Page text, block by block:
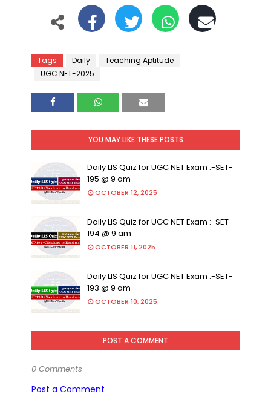
Tags Daily
Teaching Aptitude
UGC NET-2025
YOU MAY LIKE THESE POSTS
Daily LIS Quiz for UGC NET Exam :-SET-
195 @ 9 am
OCTOBER 12, 2025
Daily LIS Quiz for UGC NET Exam :-SET-
194 @ 9 am
OCTOBER 11, 2025
Daily LIS Quiz for UGC NET Exam :-SET-
193 @ 9 am
OCTOBER 10, 2025
POST A COMMENT
0 Comments
Post a Comment